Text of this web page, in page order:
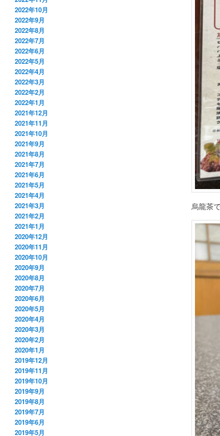
烏龍茶
2022年10月
2022年9月
2022年8月
2022年7月
2022年6月
2022年5月
2022年4月
2022年3月
2022年2月
2022年1月
2021年12月
2021年11月
2021年10月
2021年9月
2021年8月
2021年7月
2021年6月
2021年5月
2021年4月
2021年3月
2021年2月
2021年1月
2020年12月
2020年11月
2020年10月
2020年9月
2020年8月
2020年7月
2020年6月
2020年5月
2020年4月
2020年3月
2020年2月
2020年1月
2019年12月
2019年11月
2019年10月
2019年9月
2019年8月
2019年7月
2019年6月
2019年5月